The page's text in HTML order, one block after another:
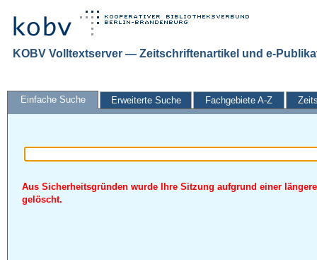
KOBV Volltextserver — Zeitschriftenartikel und e-
Einfache Suche Erweiterte Suche Fachgebiete A-Z
Aus Sicherheitsgründen wurde Ihre Sitzung aufgrund einer
gelöscht.